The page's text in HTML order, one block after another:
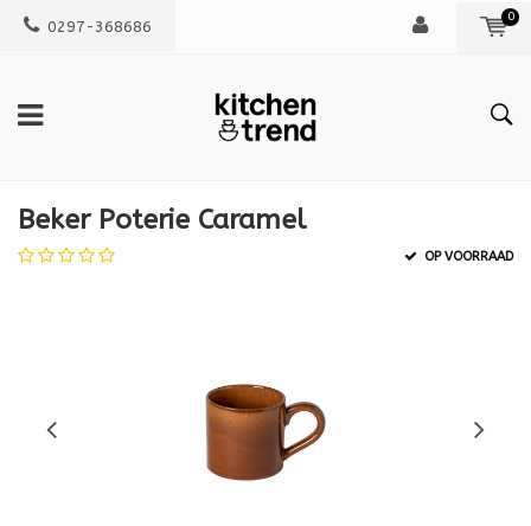
0297-368686
0
Beker Poterie Caramel
OP VOORRAAD